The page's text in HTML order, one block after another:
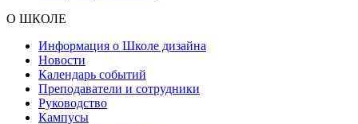
О ШКОЛЕ
Информация о Школе дизайна
Новости
Календарь событий
Преподаватели и сотрудники
Руководство
Кампусы